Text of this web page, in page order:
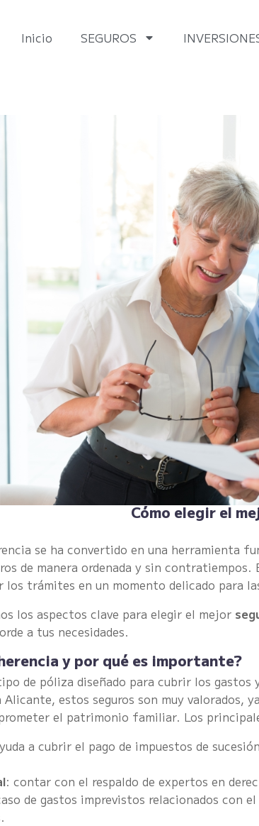
Inicio SEGUROS
Cómo elegir el
se ha convertido en una herramienta
de manera ordenada y sin contratiempos.
trámites en un momento delicado para
los aspectos clave para elegir el mejor
a tus necesidades.
y por qué es importante?
de póliza diseñado para cubrir los
Alicante, estos seguros son muy
el patrimonio familiar. Los
a cubrir el pago de impuestos de
: contar con el respaldo de expertos en
de gastos imprevistos relacionados con